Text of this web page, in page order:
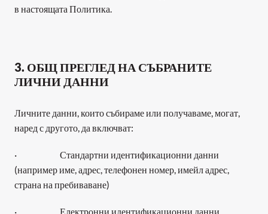
в настоящата Политика.
3. ОБЩ ПРЕГЛЕД НА СЪБРАНИТЕ
ЛИЧНИ ДАННИ
Личните данни, които събираме или получаваме, могат,
наред с другото, да включват:
·                        Стандартни идентификационни данни
(например име, адрес, телефонен номер, имейл адрес,
страна на пребиваване)
·                        Електронни идентификационни данни